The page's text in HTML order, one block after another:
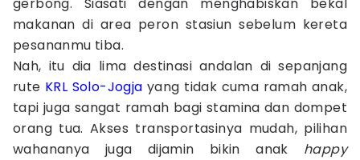
makanan di area peron stasiun sebelum kereta
pesananmu tiba.
Nah, itu dia lima destinasi andalan di sepanjang
rute KRL Solo-Jogja yang tidak cuma ramah anak,
tapi juga sangat ramah bagi stamina dan dompet
orang tua. Akses transportasinya mudah, pilihan
wahananya juga dijamin bikin anak happy